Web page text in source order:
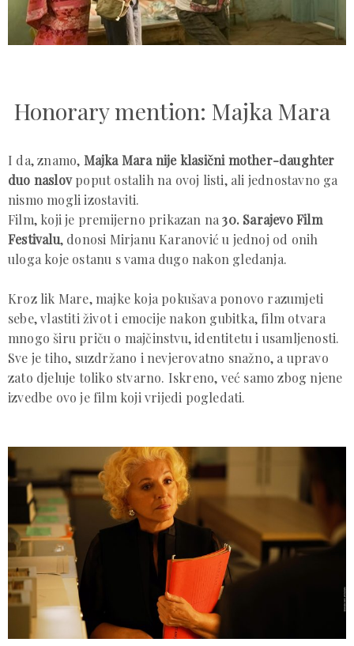
Honorary mention: Majka Mara
I da, znamo, Majka Mara nije klasični mother-daughter
duo naslovpoput ostalih na ovoj listi, ali jednostavno ga
nismo mogli izostaviti.
Film, koji je premijerno prikazan na30. Sarajevo Film
Festivalu, donosi Mirjanu Karanović u jednoj od onih
uloga koje ostanu s vama dugo nakon gledanja.
Kroz lik Mare, majke koja pokušava ponovo razumjeti
sebe, vlastiti život i emocije nakon gubitka, film otvara
mnogo širu priču o majčinstvu, identitetu i usamljenosti.
Sve je tiho, suzdržano i nevjerovatno snažno, a upravo
zato djeluje toliko stvarno. Iskreno, već samo zbog njene
izvedbe ovo je film koji vrijedi pogledati.